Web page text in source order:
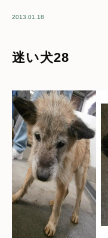
2013.01.18
迷い犬28